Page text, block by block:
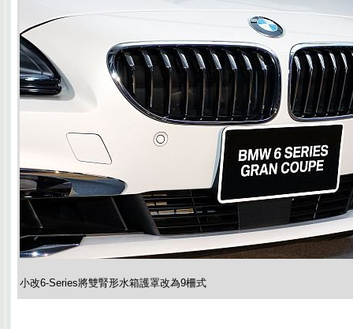
小改6-Series將雙腎形水箱護罩改為9柵式